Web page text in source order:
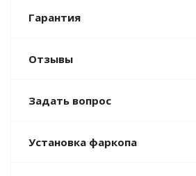
Гарантия
Отзывы
Задать вопрос
Установка фаркопа